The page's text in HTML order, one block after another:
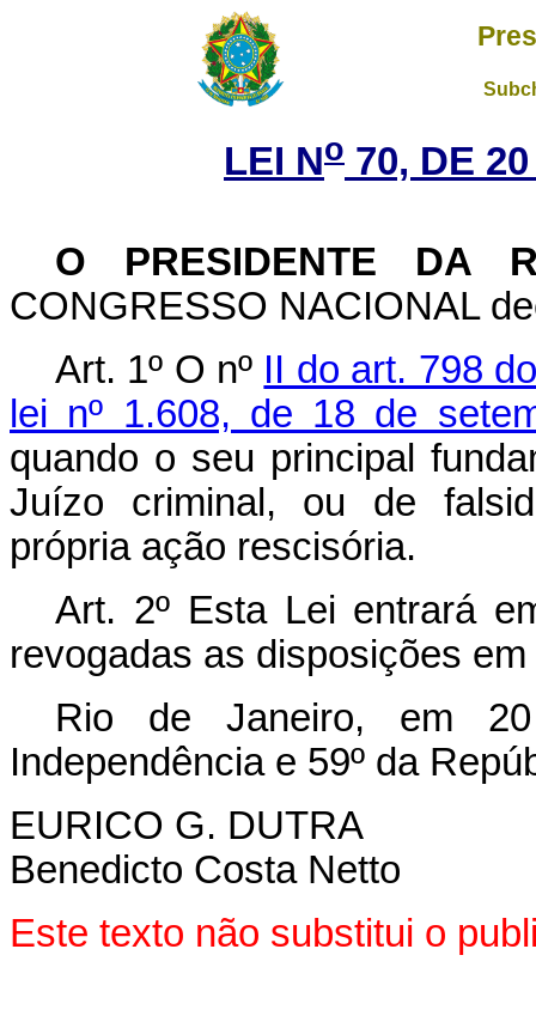
LEI No 70, DE
O PRESIDENTE DA
CONGRESSO NACIONAL
Art. 1º O nº II do art. 798
lei nº 1.608, de 18 de
quando o seu principal
Juízo criminal, ou de
própria ação rescisória.
Art. 2º Esta Lei entrará
revogadas as disposições
Rio de Janeiro, em
Independência e 59º da
EURICO G. DUTRA
Benedicto Costa Netto
Este texto não substitui o